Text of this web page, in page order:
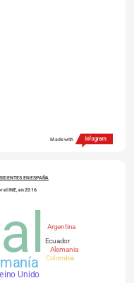
Made with
EN ESPAÑA
el INE, en 2016
Unido
Ecuador
Alemania
Colombia
Argentina